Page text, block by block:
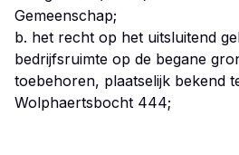
Gemeenschap;
b. het recht op het uitsluitend
bedrijfsruimte op de begane
toebehoren, plaatselijk bekend
Wolphaertsbocht 444;